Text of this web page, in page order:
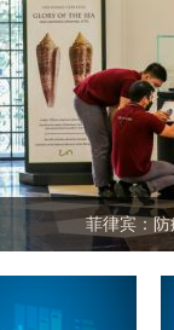
菲律宾：